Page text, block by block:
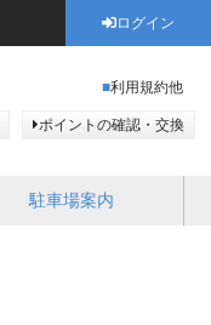
ログイン
利用規約他
ポイントの確認・交換
駐車場案内